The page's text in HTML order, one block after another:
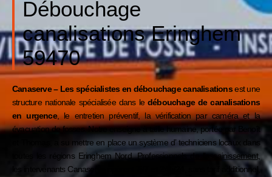
Débouchage
canalisations Eringhem
59470
Canaserve – Les spécialistes en débouchage canalisationsest une
structure nationale spécialisée dans le débouchage de canalisations
en urgence, le entretien préventif, la vérification par caméra et la
évacuation de fosses. Notre enseigne à taille humaine, portée par Benoît
et Thomas, a su mettre en place un système d’ techniciens locaux dans
toutes les régions Eringhem Nord.Professionnels de l’assainissement,
les intervenants Canaserve opèrent
, sans tarif additionnel,